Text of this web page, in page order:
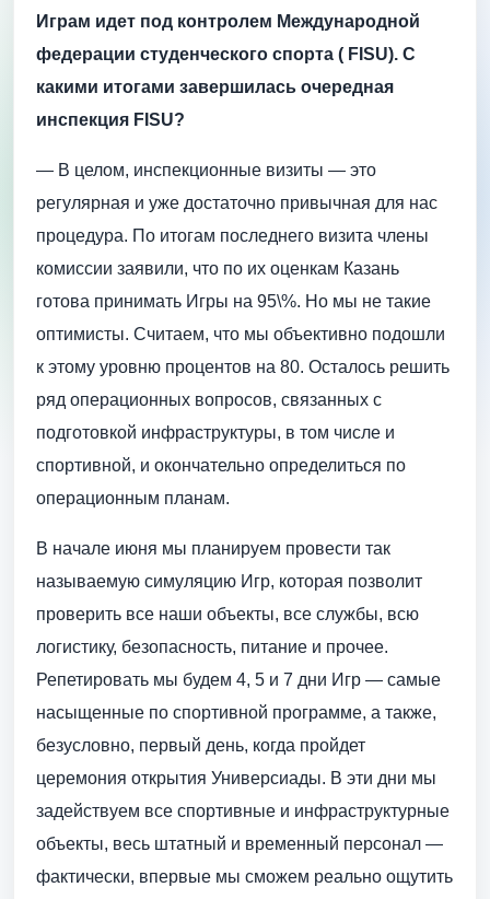
Играм идет под контролем Международной
федерации студенческого спорта ( FISU). С
какими итогами завершилась очередная
инспекция FISU?
— В целом, инспекционные визиты — это
регулярная и уже достаточно привычная для нас
процедура. По итогам последнего визита члены
комиссии заявили, что по их оценкам Казань
готова принимать Игры на 95\%. Но мы не такие
оптимисты. Считаем, что мы объективно подошли
к этому уровню процентов на 80. Осталось решить
ряд операционных вопросов, связанных с
подготовкой инфраструктуры, в том числе и
спортивной, и окончательно определиться по
операционным планам.
В начале июня мы планируем провести так
называемую симуляцию Игр, которая позволит
проверить все наши объекты, все службы, всю
логистику, безопасность, питание и прочее.
Репетировать мы будем 4, 5 и 7 дни Игр — самые
насыщенные по спортивной программе, а также,
безусловно, первый день, когда пройдет
церемония открытия Универсиады. В эти дни мы
задействуем все спортивные и инфраструктурные
объекты, весь штатный и временный персонал —
фактически, впервые мы сможем реально ощутить